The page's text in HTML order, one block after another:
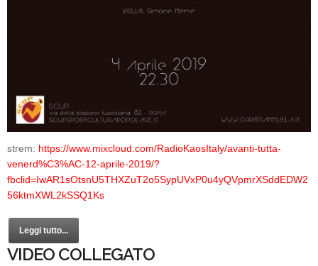
strem: https://www.mixcloud.com/RadioKaosItaly/avanti-tutta-
venerd%C3%AC-12-aprile-2019/?
fbclid=IwAR1sOtsnU5THXZuT2o5SypUVxP0u4yQVpmrXSddEDW2
56ktmXWL2kSSQ1Ks
Leggi tutto...
VIDEO COLLEGATO